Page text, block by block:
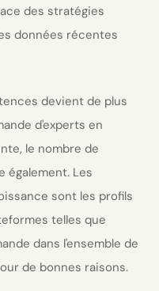
des stratégies
données récentes
devient de plus
d'experts en
le nombre de
également. Les
sont les profils
telles que
dans l'ensemble de
de bonnes raisons.